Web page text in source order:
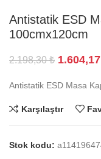
Antistatik ESD
100cmx120cm
2.198,30₺ 1.604,17
Antistatik ESD Masa
Karşılaştır
Stok kodu: